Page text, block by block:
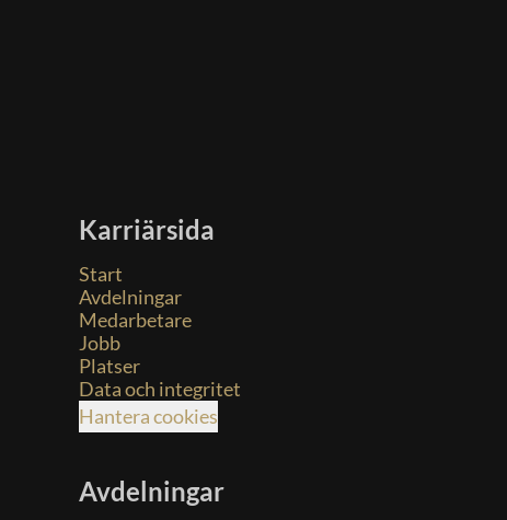
Karriärsida
Start
Avdelningar
Medarbetare
Jobb
Platser
Data och integritet
Hantera cookies
Avdelningar